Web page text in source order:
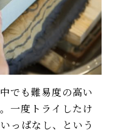
でも難易度の高い
一度トライしたけ
っぱなし、という